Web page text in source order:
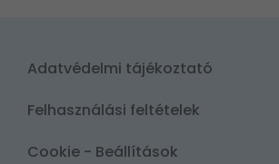
Adatvédelmi tájékoztató
Felhasználási feltételek
Cookie - Beállítások